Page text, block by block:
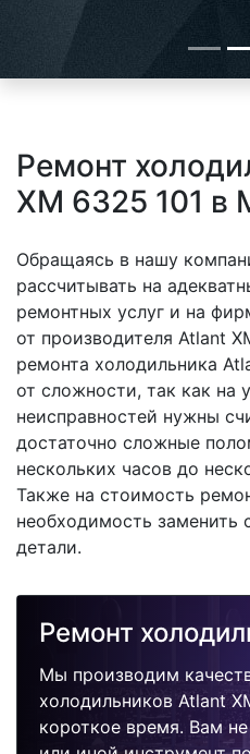
Ремонт
XM 6325 101 в
Обращаясь в нашу
рассчитывать на
ремонтных услуг и на
от производителя Atlant
ремонта холодильника
от сложности, так как на
неисправностей нужны
достаточно сложные
нескольких часов до
Также на стоимость
необходимость заменить
детали.
Ремонт
Мы производим
холодильников Atlant
короткое время. Вам